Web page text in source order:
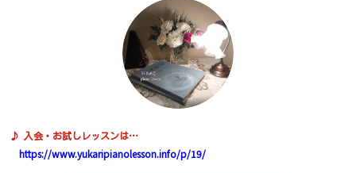
♪ 入会・お試しレッスンは…
https://www.yukaripianolesson.info/p/19/